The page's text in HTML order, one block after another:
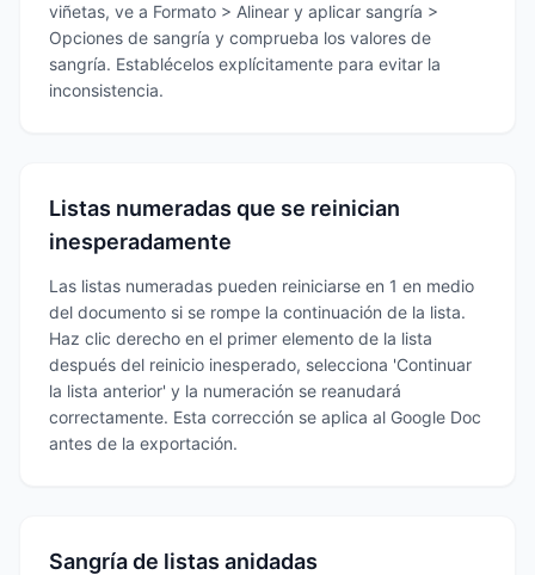
viñetas, ve a Formato > Alinear y aplicar sangría >
Opciones de sangría y comprueba los valores de
sangría. Establécelos explícitamente para evitar la
inconsistencia.
Listas numeradas que se reinician
inesperadamente
Las listas numeradas pueden reiniciarse en 1 en medio
del documento si se rompe la continuación de la lista.
Haz clic derecho en el primer elemento de la lista
después del reinicio inesperado, selecciona 'Continuar
la lista anterior' y la numeración se reanudará
correctamente. Esta corrección se aplica al Google Doc
antes de la exportación.
Sangría de listas anidadas